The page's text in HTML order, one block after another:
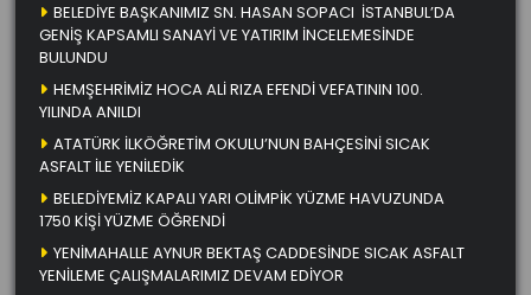
BELEDİYE BAŞKANIMIZ SN. HASAN SOPACI İSTANBUL’DA
GENİŞ KAPSAMLI SANAYİ VE YATIRIM İNCELEMESİNDE
BULUNDU
HEMŞEHRİMİZ HOCA ALİ RIZA EFENDİ VEFATININ 100.
YILINDA ANILDI
ATATÜRK İLKÖĞRETİM OKULU’NUN BAHÇESİNİ SICAK
ASFALT İLE YENİLEDİK
BELEDİYEMİZ KAPALI YARI OLİMPİK YÜZME HAVUZUNDA
1750 KİŞİ YÜZME ÖĞRENDİ
YENİMAHALLE AYNUR BEKTAŞ CADDESİNDE SICAK ASFALT
YENİLEME ÇALIŞMALARIMIZ DEVAM EDİYOR